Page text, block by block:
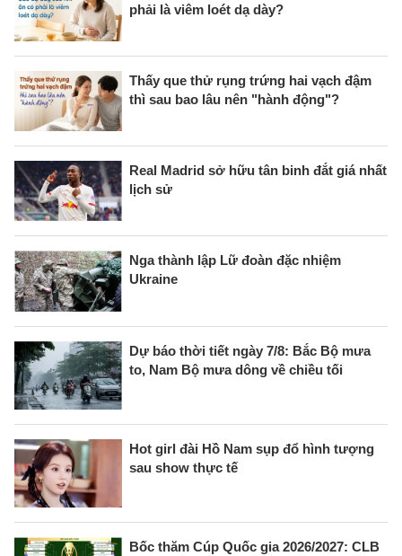
phải là viêm loét dạ dày?
Thấy que thử rụng trứng hai vạch đậm
thì sau bao lâu nên "hành động"?
Real Madrid sở hữu tân binh đắt giá nhất
lịch sử
Nga thành lập Lữ đoàn đặc nhiệm
Ukraine
Dự báo thời tiết ngày 7/8: Bắc Bộ mưa
to, Nam Bộ mưa dông về chiều tối
Hot girl đài Hồ Nam sụp đổ hình tượng
sau show thực tế
Bốc thăm Cúp Quốc gia 2026/2027: CLB